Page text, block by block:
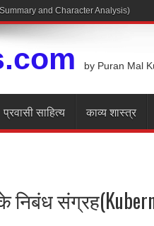
by Puran Mal
प्रवासी साहित्य काव्य शास्त्र
निबंध